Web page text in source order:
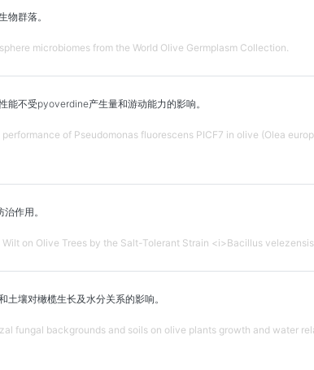
物群落。
microbiomes from the World Olive Germplasm Collection.
能不受pyoverdine产生量和游动能力的影响。
of Pseudomonas fluorescens PICF7 in olive (Olea
作用。
on Olive Trees by the Salt-Tolerant Strain <i>Bacillus
壤对橄榄生长及水分关系的影响。
fungal backgrounds and soils on olive plants growth and water